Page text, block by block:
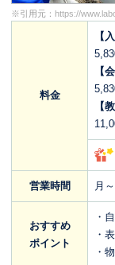
※引用元： https://
料金
【
【
【
営業時間 月
おすすめ
ポイント
・
・
・